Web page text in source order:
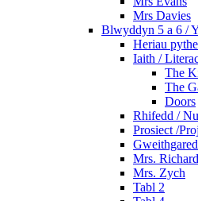
Mrs Davies
Blwyddyn 5 a 6 /
Heriau
Iaith /
The
The
Doors
Rhifedd /
Prosiect /
Mrs.
Mrs. Zych
Tabl 2